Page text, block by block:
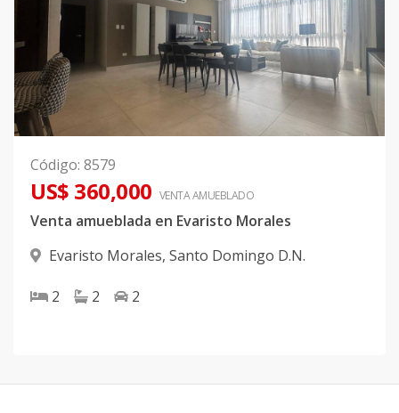
Código: 8579
US$ 360,000 VENTA AMUEBLADO
Venta amueblada en Evaristo Morales
Evaristo Morales, Santo Domingo D.N.
2 2 2